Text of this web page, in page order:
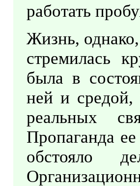
работать
Жизнь,
стремилась
была в
ней и средой,
реальных
Пропаганда
обстояло